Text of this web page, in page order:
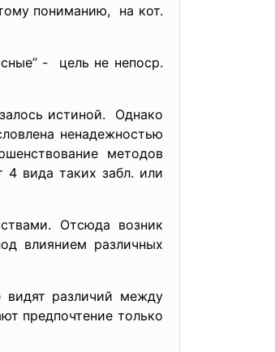
пониманию, на кот.
- цель не непоср.
истиной. Однако
ненадежностью
методов
вида таких забл. или
Отсюда возник
влиянием различных
видят различий между
предпочтение только